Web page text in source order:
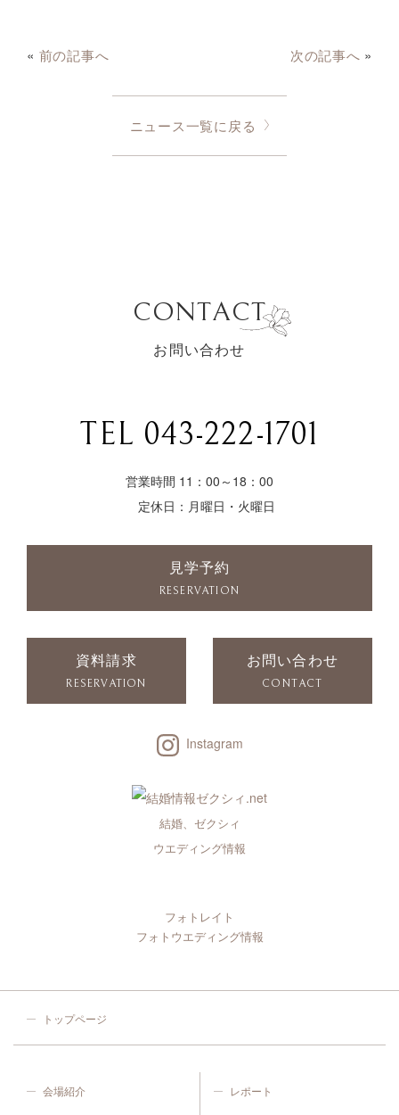
« 前の記事へ 次の記事へ »
ニュース一覧に戻る
CONTACT
お問い合わせ
TEL 043-222-1701
営業時間 11：00～18：00
定休日：月曜日・火曜日
見学予約
RESERVATION
資料請求
RESERVATION
お問い合わせ
CONTACT
Instagram
結婚、ゼクシィ
ウエディング情報
フォトレイト
フォトウエディング情報
トップページ
会場紹介 レポート